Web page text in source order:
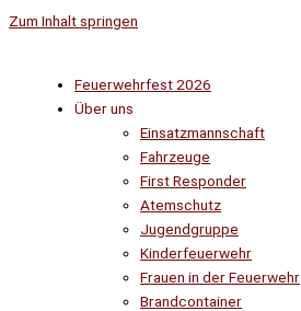
Zum Inhalt springen
Feuerwehrfest 2026
Über uns
Einsatzmannschaft
Fahrzeuge
First Responder
Atemschutz
Jugendgruppe
Kinderfeuerwehr
Frauen in der Feuerwehr
Brandcontainer